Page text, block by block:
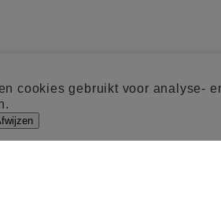
cookies gebruikt voor analyse-